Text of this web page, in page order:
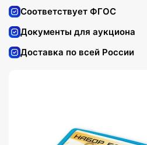
Соответствует ФГОС
Документы для аукциона
Доставка по всей России